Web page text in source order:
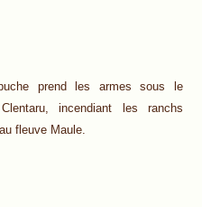
prend les armes sous le
incendiant les ranchs
fleuve Maule.